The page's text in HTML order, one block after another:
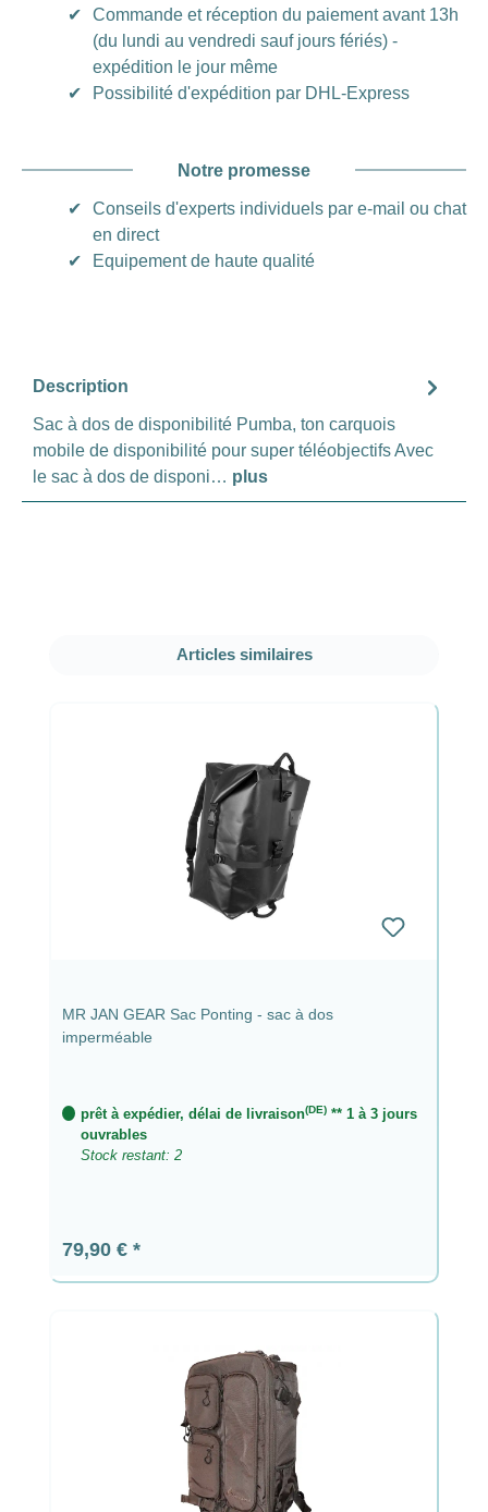
✔
Commande et réception du paiement avant 13h
(du lundi au vendredi sauf jours fériés) -
expédition le jour même
✔
Possibilité d'expédition par DHL-Express
Notre promesse
✔
Conseils d'experts individuels par e-mail ou chat
en direct
✔
Equipement de haute qualité
Description
Sac à dos de disponibilité Pumba, ton carquois
mobile de disponibilité pour super téléobjectifs Avec
le sac à dos de disponi… plus
Ignorer la galerie de produits
Articles similaires
MR JAN GEAR Sac Ponting - sac à dos
imperméable
prêt à expédier, délai de livraison(DE)** 1 à 3 jours
ouvrables
Stock restant: 2
Prix régulier :
79,90 €